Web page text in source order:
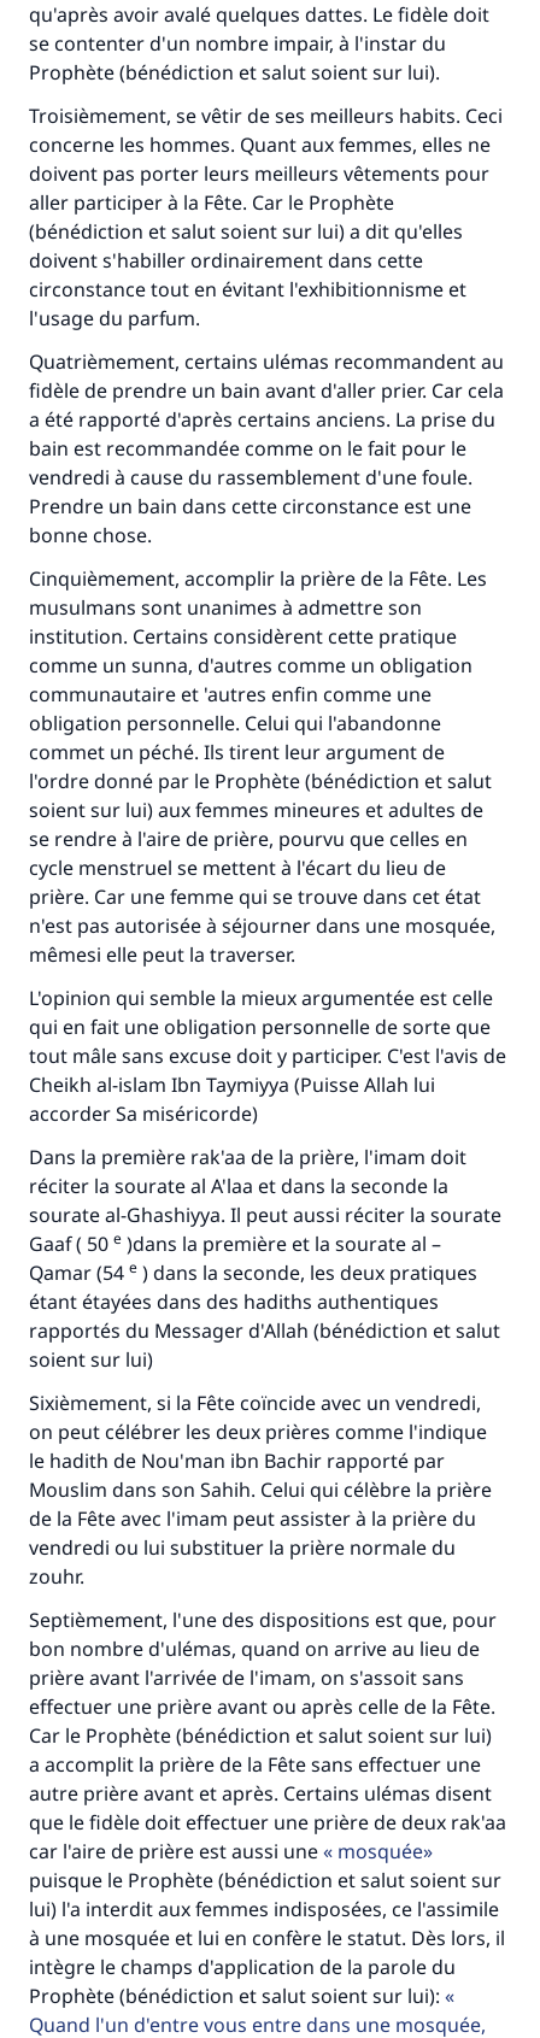
qu'après avoir avalé quelques dattes. Le fidèle doit
se contenter d'un nombre impair, à l'instar du
Prophète (bénédiction et salut soient sur lui).
Troisièmement, se vêtir de ses meilleurs habits. Ceci
concerne les hommes. Quant aux femmes, elles ne
doivent pas porter leurs meilleurs vêtements pour
aller participer à la Fête. Car le Prophète
(bénédiction et salut soient sur lui) a dit qu'elles
doivent s'habiller ordinairement dans cette
circonstance tout en évitant l'exhibitionnisme et
l'usage du parfum.
Quatrièmement, certains ulémas recommandent au
fidèle de prendre un bain avant d'aller prier. Car cela
a été rapporté d'après certains anciens. La prise du
bain est recommandée comme on le fait pour le
vendredi à cause du rassemblement d'une foule.
Prendre un bain dans cette circonstance est une
bonne chose.
Cinquièmement, accomplir la prière de la Fête. Les
musulmans sont unanimes à admettre son
institution. Certains considèrent cette pratique
comme un sunna, d'autres comme un obligation
communautaire et 'autres enfin comme une
obligation personnelle. Celui qui l'abandonne
commet un péché. Ils tirent leur argument de
l'ordre donné par le Prophète (bénédiction et salut
soient sur lui) aux femmes mineures et adultes de
se rendre à l'aire de prière, pourvu que celles en
cycle menstruel se mettent à l'écart du lieu de
prière. Car une femme qui se trouve dans cet état
n'est pas autorisée à séjourner dans une mosquée,
mêmesi elle peut la traverser.
L'opinion qui semble la mieux argumentée est celle
qui en fait une obligation personnelle de sorte que
tout mâle sans excuse doit y participer. C'est l'avis de
Cheikh al-islam Ibn Taymiyya (Puisse Allah lui
accorder Sa miséricorde)
Dans la première rak'aa de la prière, l'imam doit
réciter la sourate al A'laa et dans la seconde la
sourate al-Ghashiyya. Il peut aussi réciter la sourate
Gaaf ( 50 e )dans la première et la sourate al –
Qamar (54 e ) dans la seconde, les deux pratiques
étant étayées dans des hadiths authentiques
rapportés du Messager d'Allah (bénédiction et salut
soient sur lui)
Sixièmement, si la Fête coïncide avec un vendredi,
on peut célébrer les deux prières comme l'indique
le hadith de Nou'man ibn Bachir rapporté par
Mouslim dans son Sahih. Celui qui célèbre la prière
de la Fête avec l'imam peut assister à la prière du
vendredi ou lui substituer la prière normale du
zouhr.
Septièmement, l'une des dispositions est que, pour
bon nombre d'ulémas, quand on arrive au lieu de
prière avant l'arrivée de l'imam, on s'assoit sans
effectuer une prière avant ou après celle de la Fête.
Car le Prophète (bénédiction et salut soient sur lui)
a accomplit la prière de la Fête sans effectuer une
autre prière avant et après. Certains ulémas disent
que le fidèle doit effectuer une prière de deux rak'aa
car l'aire de prière est aussi une
mosquée
puisque le Prophète (bénédiction et salut soient sur
lui) l'a interdit aux femmes indisposées, ce l'assimile
à une mosquée et lui en confère le statut. Dès lors, il
intègre le champs d'application de la parole du
Prophète (bénédiction et salut soient sur lui):
Quand l'un d'entre vous entre dans une mosquée,